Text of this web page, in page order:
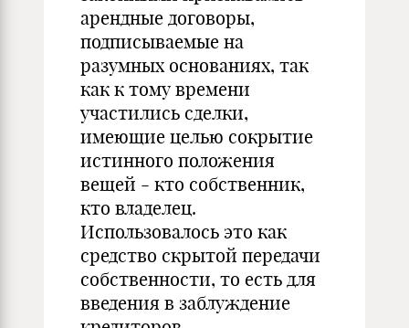
арендные договоры,
подписываемые на
разумных основаниях, так
как к тому времени
участились сделки,
имеющие целью сокрытие
истинного положения
вещей - кто собственник,
кто владелец.
Использовалось это как
средство скрытой передачи
собственности, то есть для
введения в заблуждение